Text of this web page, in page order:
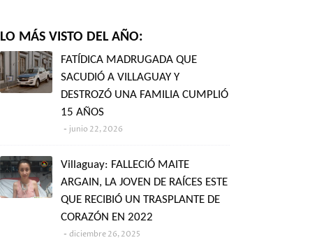
LO MÁS VISTO DEL AÑO:
FATÍDICA MADRUGADA QUE
SACUDIÓ A VILLAGUAY Y
DESTROZÓ UNA FAMILIA CUMPLIÓ
15 AÑOS
junio 22, 2026
Villaguay: FALLECIÓ MAITE
ARGAIN, LA JOVEN DE RAÍCES ESTE
QUE RECIBIÓ UN TRASPLANTE DE
CORAZÓN EN 2022
diciembre 26, 2025